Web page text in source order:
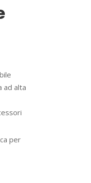
ad alta
per